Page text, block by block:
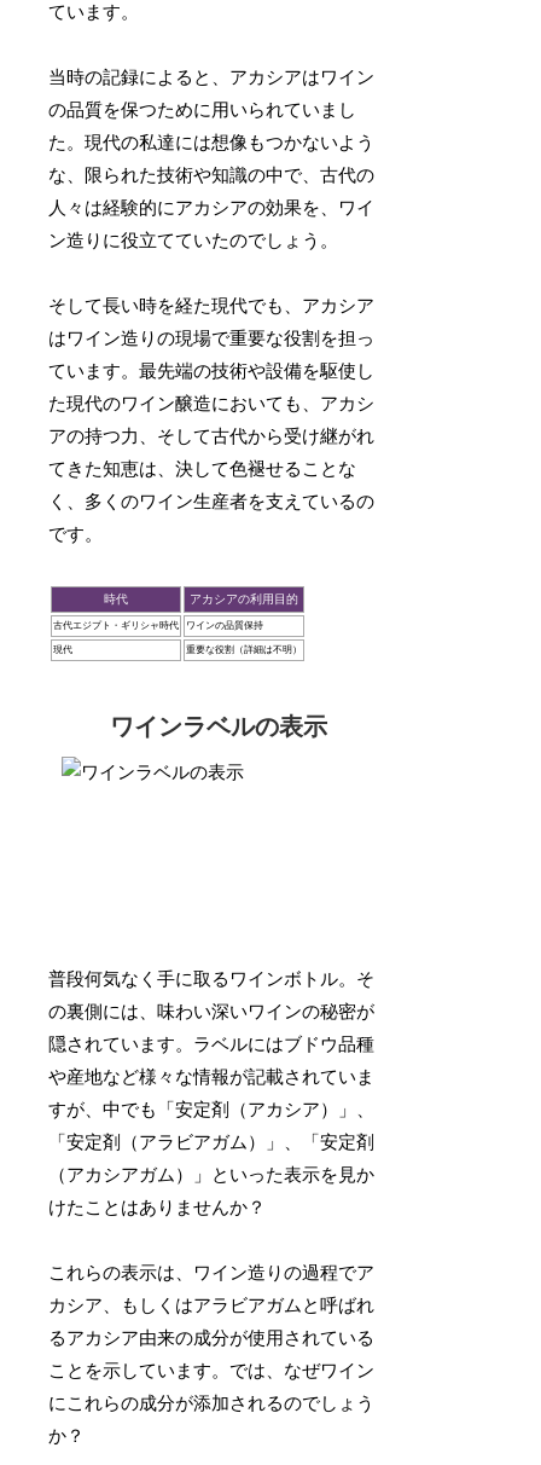
ています。
当時の記録によると、アカシアはワイン
の品質を保つために用いられていまし
た。現代の私達には想像もつかないよう
な、限られた技術や知識の中で、古代の
人々は経験的にアカシアの効果を、ワイ
ン造りに役立てていたのでしょう。
そして長い時を経た現代でも、アカシア
はワイン造りの現場で重要な役割を担っ
ています。最先端の技術や設備を駆使し
た現代のワイン醸造においても、アカシ
アの持つ力、そして古代から受け継がれ
てきた知恵は、決して色褪せることな
く、多くのワイン生産者を支えているの
です。
時代 アカシアの利用目的
古代エジプト・ギリシャ時代 ワインの品質保持
現代 重要な役割（詳細は不明）
ワインラベルの表示
普段何気なく手に取るワインボトル。そ
の裏側には、味わい深いワインの秘密が
隠されています。ラベルにはブドウ品種
や産地など様々な情報が記載されていま
すが、中でも「安定剤（アカシア）」、
「安定剤（アラビアガム）」、「安定剤
（アカシアガム）」といった表示を見か
けたことはありませんか？
これらの表示は、ワイン造りの過程でア
カシア、もしくはアラビアガムと呼ばれ
るアカシア由来の成分が使用されている
ことを示しています。では、なぜワイン
にこれらの成分が添加されるのでしょう
か？